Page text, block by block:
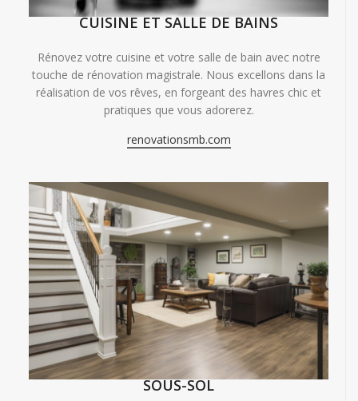
CUISINE ET SALLE DE BAINS
Rénovez votre cuisine et votre salle de bain avec notre
touche de rénovation magistrale. Nous excellons dans la
réalisation de vos rêves, en forgeant des havres chic et
pratiques que vous adorerez.
renovationsmb.com
SOUS-SOL